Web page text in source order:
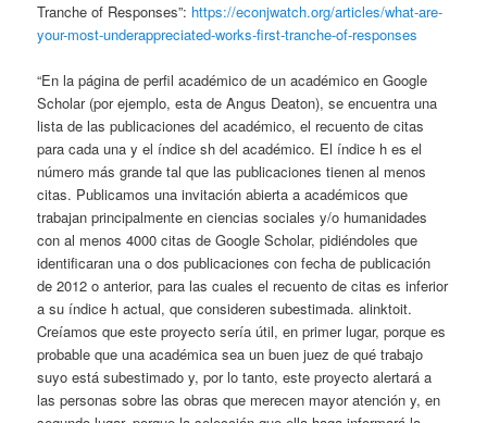
Tranche of Responses”: https://econjwatch.org/articles/what-are-
your-most-underappreciated-works-first-tranche-of-responses
“En la página de perfil académico de un académico en Google
Scholar (por ejemplo, esta de Angus Deaton), se encuentra una
lista de las publicaciones del académico, el recuento de citas
para cada una y el índice sh del académico. El índice h es el
número más grande tal que las publicaciones tienen al menos
citas. Publicamos una invitación abierta a académicos que
trabajan principalmente en ciencias sociales y/o humanidades
con al menos 4000 citas de Google Scholar, pidiéndoles que
identificaran una o dos publicaciones con fecha de publicación
de 2012 o anterior, para las cuales el recuento de citas es inferior
a su índice h actual, que consideren subestimada. alinktoit.
Creíamos que este proyecto sería útil, en primer lugar, porque es
probable que una académica sea un buen juez de qué trabajo
suyo está subestimado y, por lo tanto, este proyecto alertará a
las personas sobre las obras que merecen mayor atención y, en